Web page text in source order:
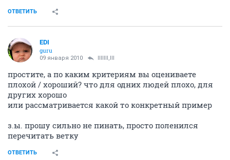
ОТВЕТИТЬ
EDI
guru
09 января 2010 lllllll,lll
простите, а по каким критериям вы оцениваете
плохой / хороший? что для одних людей плохо, для
других хорошо
или рассматривается какой то конкретный пример
з.ы. прошу сильно не пинать, просто поленился
перечитать ветку
ОТВЕТИТЬ